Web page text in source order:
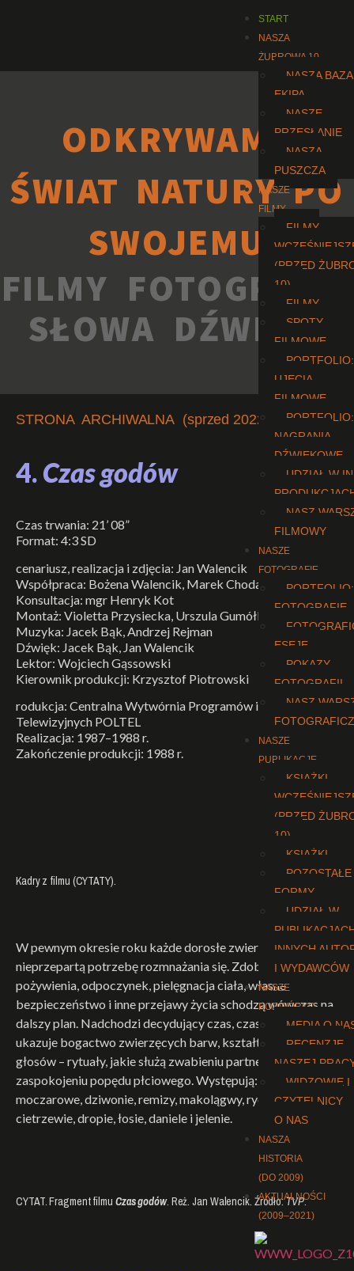
START
NASZA
ŻUBROWA 10
NASZA
EKIPA
NASZE
PRZESŁANIE
NASZA
PUSZCZA
NASZE
FILMY
FILMY
(PRZED
10)
FILMY
SPOTY
FILMOWE
PORTFOLIO:
UJĘCIA
FILMOWE
PORTFOLIO:
NAGRANIA
DŹWIĘKOWE
UDZIAŁ W
NASZ
FILMOWY
NASZE
FOTOGRAFIE
PORTFOLIO:
FOTOGRAFIE
ESEJE
POKAZY
FOTOGRAFII
NASZ
NASZE
PUBLIKACJE
KSIĄŻKI
(PRZED
10)
KSIĄŻKI
POZOSTAŁE
FORMY
UDZIAŁ W
INNYCH
I WYDAWCÓW
NASZE
PODWÓRKO
MEDIA O
RECENZJE
NASZEJ
WIDZOWIE I
CZYTELNICY
O NAS
NASZA
HISTORIA
(DO 2009)
AKTUALNOŚCI
(2009–2021)
ODKRYWAMY
ŚWIAT NATURY PO
SWOJEMU
FILMY FOTOGRAFIE
SŁOWA DŹWIĘKI
STRONA ARCHIWALNA (sprzed 2022 r.)
4.Czas godów
Czas trwania: 21’ 08”
Format: 4:3 SD
cenariusz, realizacja i zdjęcia: Jan Walencik
Współpraca: Bożena Walencik, Marek Chodak
Konsultacja: mgr Henryk Kot
Montaż: Violetta Przysiecka, Urszula Gumółka
Muzyka: Jacek Bąk, Andrzej Rejman
Dźwięk: Jacek Bąk, Jan Walencik
Lektor: Wojciech Gąssowski
Kierownik produkcji: Krzysztof Piotrowski
rodukcja: Centralna Wytwórnia Programów i Filmów
Telewizyjnych POLTEL
Realizacja: 1987–1988 r.
Zakończenie produkcji: 1988 r.
Kadry z filmu (CYTATY).
W pewnym okresie roku każde dorosłe zwierzę odczuwa
nieprzepartą potrzebę rozmnażania się. Zdobywanie
pożywienia, odpoczynek, pielęgnacja ciała, własne
bezpieczeństwo i inne przejawy życia schodzą wówczas na
dalszy plan. Nadchodzi decydujący czas, czas godów. Film
ukazuje bogactwo zwierzęcych barw, kształtów, gestów i
głosów – rytuały, jakie służą zwabieniu partnerki i
zaspokojeniu popędu płciowego. Występują: żaby trawne i
moczarowe, dziwonie, remizy, makolągwy, rycyki, bataliony,
cietrzewie, dropie, łosie, daniele i jelenie.
CYTAT. Fragment filmu Czas godów. Reż. Jan Walencik. Źródło:TVP.